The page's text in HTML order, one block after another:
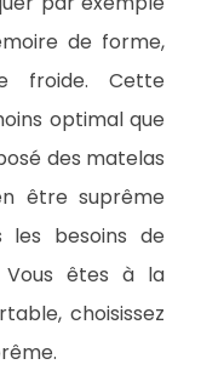
de forme,
froide. Cette
optimal que
des matelas
être suprême
les besoins de
Vous êtes à la
choisissez